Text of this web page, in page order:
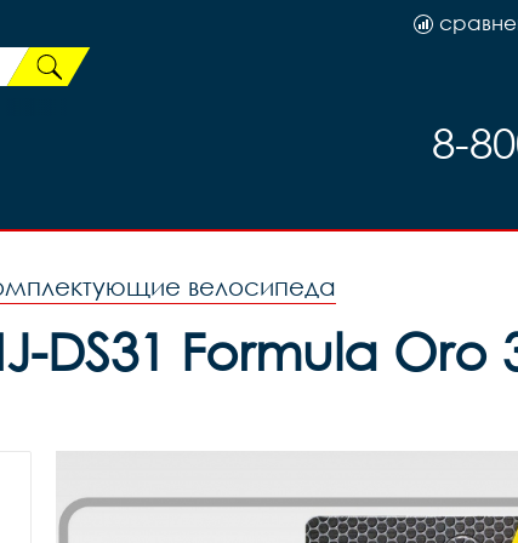
8-
велосипеда
DS31 Formula Oro